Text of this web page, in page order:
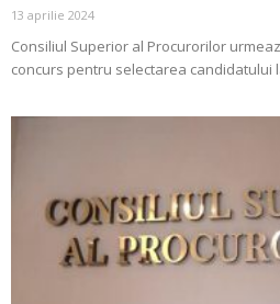
13 aprilie 2024
Consiliul Superior al Procurorilor
concurs pentru selectarea candidatului